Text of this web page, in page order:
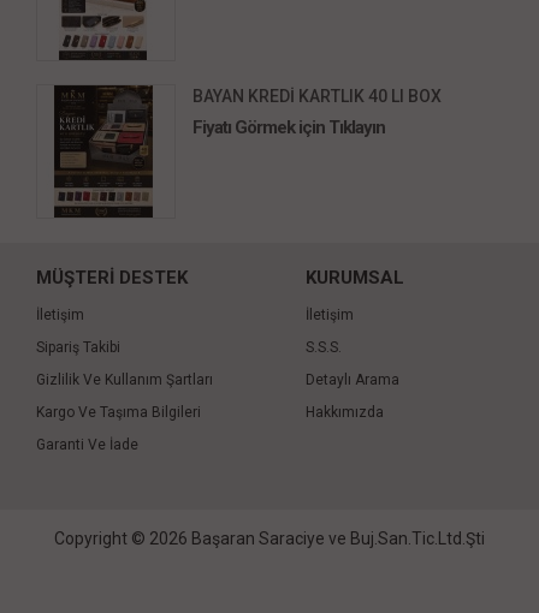
BAYAN KREDİ KARTLIK 40 LI BOX
Fiyatı Görmek için Tıklayın
MÜŞTERİ DESTEK
İletişim
Sipariş Takibi
Gizlilik Ve Kullanım Şartları
Kargo Ve Taşıma Bilgileri
Garanti Ve İade
KURUMSAL
İletişim
S.S.S.
Detaylı Arama
Hakkımızda
Copyright © 2026 Başaran Saraciye ve Buj.San.Tic.Ltd.Şti